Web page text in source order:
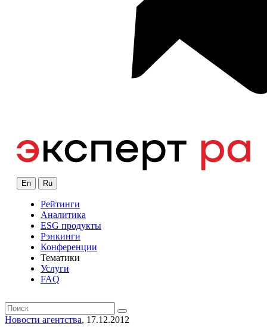
En Ru
Рейтинги
Аналитика
ESG продукты
Рэнкинги
Конференции
Тематики
Услуги
FAQ
Новости агентства, 17.12.2012